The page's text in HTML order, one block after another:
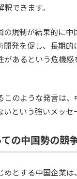
できます。
の規制が結果的に
開発を促し、長期
があるという危機
このような発言は
という強いメッセ
の中国勢の競
とする中国企業は、